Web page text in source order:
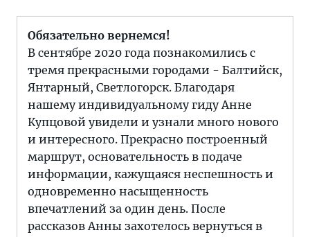
Обязательно вернемся!
В сентябре 2020 года познакомились с
тремя прекрасными городами - Балтийск,
Янтарный, Светлогорск. Благодаря
нашему индивидуальному гиду Анне
Купцовой увидели и узнали много нового
и интересного. Прекрасно построенный
маршрут, основательность в подаче
информации, кажущаяся неспешность и
одновременно насыщенность
впечатлений за один день. После
рассказов Анны захотелось вернуться в